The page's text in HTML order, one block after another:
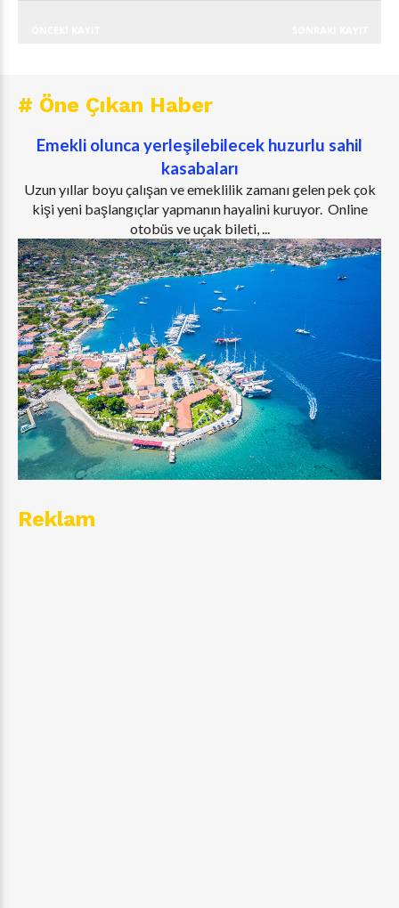
# Öne Çıkan Haber
Emekli olunca yerleşilebilecek huzurlu sahil
kasabaları
Uzun yıllar boyu çalışan ve emeklilik zamanı gelen pek çok
kişi yeni başlangıçlar yapmanın hayalini kuruyor. Online
otobüs ve uçak bileti, ...
Reklam